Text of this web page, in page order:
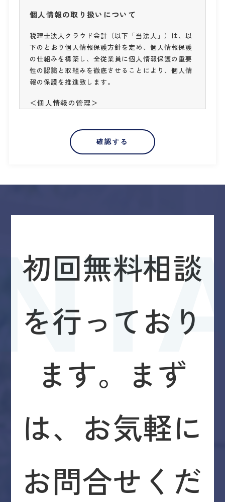
個人情報の取り扱いについて
税理士法人クラウド会計（以下「当法人」）は、以
下のとおり個人情報保護方針を定め、個人情報保護
の仕組みを構築し、全従業員に個人情報保護の重要
性の認識と取組みを徹底させることにより、個人情
報の保護を推進致します。
＜個人情報の管理＞
の状態に保ち、個人情報への不正アクセス・紛
失・破損・改ざん・漏洩などを防止するため、
セキュリティシステムの維持・管理体制の整
ます。
いたします。
＜個人情報の第三者への開示・提供の禁止＞
を除き、個人情報を第三者に開示いたしませ
ん。
に当法人が業務を委託する業者に対して開示す
る場合
・法令に基づき開示することが必要である場合
当法人は、個人情報の正確性及び安全性確保の
ために、セキュリティに万全の対策を講じてい
お客さまがご本人の個人情報の照会・修正・削
除などをご希望される場合には、ご本人である
初回無料相談
を行っており
ます。まず
は、お気軽に
お問合せくだ